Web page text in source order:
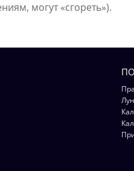
могут «сгореть»).